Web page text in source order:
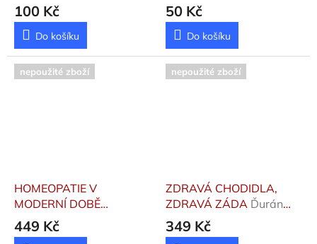
100 Kč
Do košíku
50 Kč
Do košíku
nepoužité zboží
HOMEOPATIE V
MODERNÍ DOBĚ
Kubátová Slávka
449 Kč
nepoužité zboží
ZDRAVÁ CHODIDLA,
ZDRAVÁ ZÁDA Ďurán
Tomáš, Strnadová Věra
349 Kč